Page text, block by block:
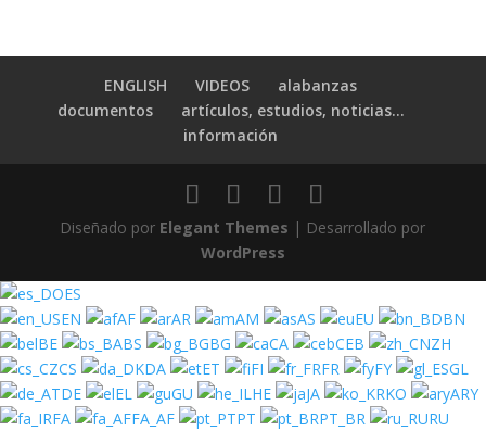
ENGLISH VIDEOS
alabanzas
documentos
artículos, estudios, noticias…
información
Diseñado por Elegant Themes | Desarrollado por
WordPress
ES
EN
AF AR AM AS EU
BN
BE
BS BG CA CEB
ZH
CS
DA ET FI FR FY
GL
DE
EL GU HE JA KO
ARY
FA
FA_AF PT PT_BR RU